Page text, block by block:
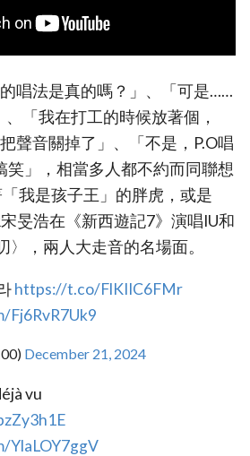
唱法是真的嗎？」、「可是……
「我在打工的時候放著個，
聲音關掉了」、「不是，P.O唱
笑」，相當多人都不約而同聯想
「我是孩子王」的胖虎，或是
旻浩在《新西遊記7》演唱IU和
，兩人大走音的名場面。
https://t.co/FlKIIC6FMr
Fj6RvR7Uk9
December 21, 2024
vu
YlaLOY7ggV